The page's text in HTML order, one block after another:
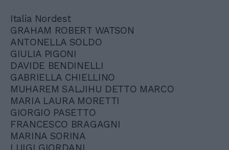
Italia Nordest
GRAHAM ROBERT WATSON
ANTONELLA SOLDO
GIULIA PIGONI
DAVIDE BENDINELLI
GABRIELLA CHIELLINO
MUHAREM SALJIHU DETTO MARCO
MARIA LAURA MORETTI
GIORGIO PASETTO
FRANCESCO BRAGAGNI
MARINA SORINA